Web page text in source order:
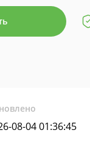
08-04 01:36:45